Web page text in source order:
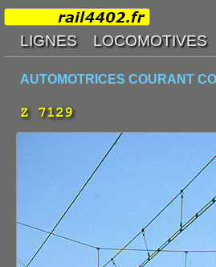
AUTOMOTRICES COURANT
Z 7129